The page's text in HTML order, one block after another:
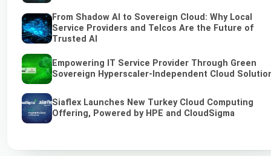
From Shadow AI to Sovereign Cloud: Why Local
Service Providers and Telcos Are the Future of
Trusted AI
Empowering IT Service Provider Through Green
Sovereign Hyperscaler-Independent Cloud
Siaflex Launches New Turkey Cloud Computing
Offering, Powered by HPE and CloudSigma